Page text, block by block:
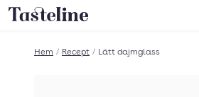
Till Tastelines startsida
Hem / Recept / Lätt dajmglass